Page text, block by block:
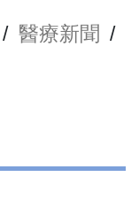
/ 醫療新聞 /